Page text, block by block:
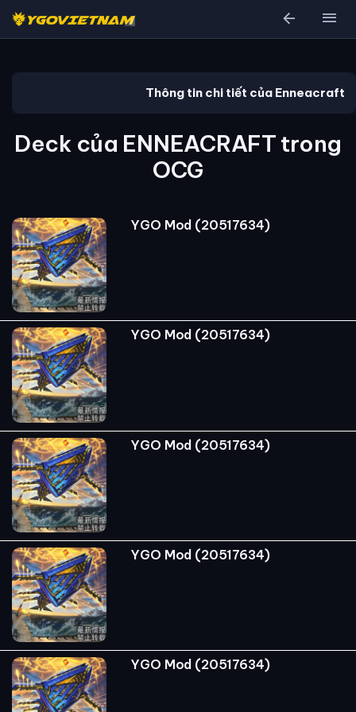
arrow_back menu
Thông tin chi tiết của Enneacraft
Deck của ENNEACRAFT trong
OCG
YGO Mod (20517634)
YGO Mod (20517634)
YGO Mod (20517634)
YGO Mod (20517634)
YGO Mod (20517634)